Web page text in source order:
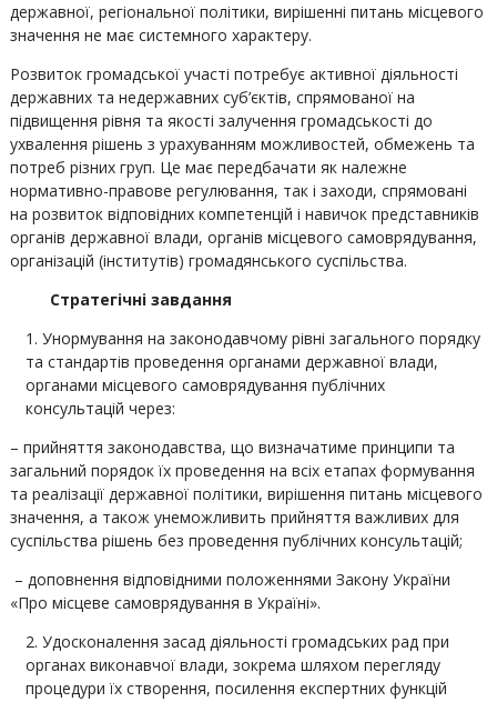
державної, регіональної політики, вирішенні питань місцевого
значення не має системного характеру.
Розвиток громадської участі потребує активної діяльності
державних та недержавних суб’єктів, спрямованої на
підвищення рівня та якості залучення громадськості до
ухвалення рішень з урахуванням можливостей, обмежень та
потреб різних груп. Це має передбачати як належне
нормативно-правове регулювання, так і заходи, спрямовані
на розвиток відповідних компетенцій і навичок представників
органів державної влади, органів місцевого самоврядування,
організацій (інститутів) громадянського суспільства.
Стратегічні завдання
Унормування на законодавчому рівні загального порядку
та стандартів проведення органами державної влади,
органами місцевого самоврядування публічних
консультацій через:
– прийняття законодавства, що визначатиме принципи та
загальний порядок їх проведення на всіх етапах формування
та реалізації державної політики, вирішення питань місцевого
значення, а також унеможливить прийняття важливих для
суспільства рішень без проведення публічних консультацій;
– доповнення відповідними положеннями Закону України
«Про місцеве самоврядування в Україні».
Удосконалення засад діяльності громадських рад при
органах виконавчої влади, зокрема шляхом перегляду
процедури їх створення, посилення експертних функцій